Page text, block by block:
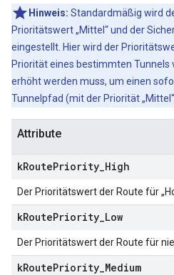
Hinweis: Standardmäßig wird
Prioritätswert „Mittel“ und der
eingestellt. Hier wird der
Priorität eines bestimmten Tunnels
erhöht werden muss, um einen
Tunnelpfad (mit der Priorität
Attribute
kRoutePriority High
Der Prioritätswert der Route für
kRoutePriority Low
Der Prioritätswert der Route für
kRoutePriority Medium